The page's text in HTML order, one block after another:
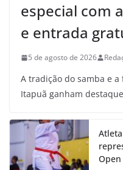
especial com
e entrada
5 de agosto de 2026
A tradição do samba e
Itapuã ganham